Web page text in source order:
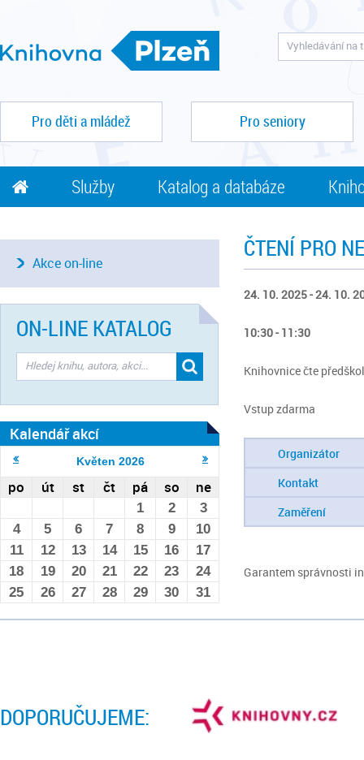
Pro děti a mládež Pro seniory
Služby Katalog a databáze
ČTENÍ PRO
24. 10. 2025 - 24. 10.
10:30 - 11:30
Knihovnice čte
Vstup zdarma
Organizátor
Kontakt
Zaměření
Garantem správnosti
Akce on-line
ON-LINE KATALOG
Kalendář akcí
Květen 2026
po út st čt pá so ne
1 2
3
4
5 6 7 8 9
10
11
12 13 14 15 16
17
18
19 20 21 22 23
24
25
26 27 28 29 30 31
DOPORUČUJEME: